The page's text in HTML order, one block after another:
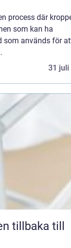
process där
som kan ha
som används för
31 juli